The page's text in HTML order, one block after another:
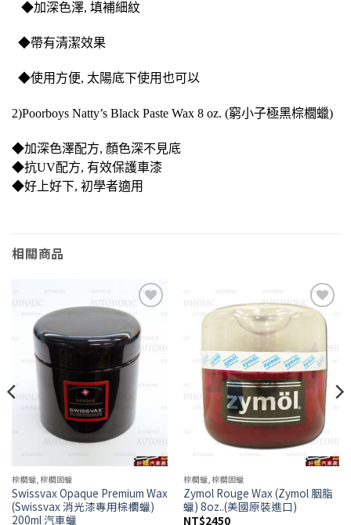
◆加深色澤, 填補細紋
◆帶有清潔效果
◆使用方便, 太陽底下使用也可以
2)Poorboys Natty’s Black Paste Wax 8 oz. (窮小子極黑棕櫚蠟)
◆加深色澤配方, 顏色深不見底
◆抗UV配方, 有效保護車漆
◆好上好下, 初學者適用
相關商品
Add to
wishlist
棕櫚蠟,棕櫚固蠟
Swissvax Opaque Premium Wax
(Swissvax 消光漆專用棕櫚蠟)
200ml 汽車蠟
Add to
wishlist
棕櫚蠟,棕櫚固蠟
Zymol Rouge Wax (Zymol 胭脂
蠟) 8oz..(美國原裝進口)
NT$2450